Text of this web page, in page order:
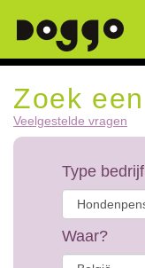
Zoek
Veelgestelde vragen
Type bedrijf
Waar?